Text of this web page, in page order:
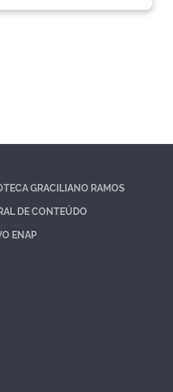
GRACILIANO RAMOS
DE CONTEÚDO
ENAP